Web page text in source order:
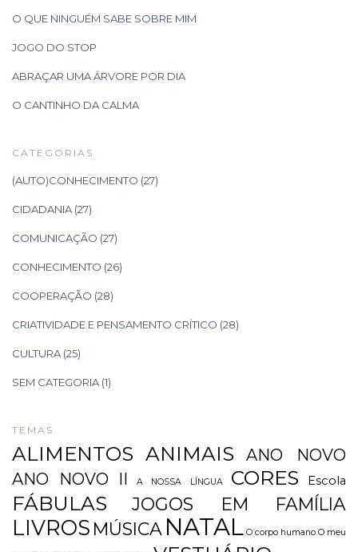
O QUE NINGUÉM SABE SOBRE MIM
JOGO DO STOP
ABRAÇAR UMA ÁRVORE POR DIA
O CANTINHO DA CALMA
CATEGORIAS
(AUTO)CONHECIMENTO (27)
CIDADANIA (27)
COMUNICAÇÃO (27)
CONHECIMENTO (26)
COOPERAÇÃO (28)
CRIATIVIDADE E PENSAMENTO CRÍTICO (28)
CULTURA (25)
SEM CATEGORIA (1)
TEMAS
ALIMENTOS ANIMAIS
ANO NOVO
ANO NOVO II
A NOSSA LÍNGUA CORES Escola
FÁBULAS JOGOS EM FAMÍLIA
LIVROS MÚSICA NATAL O corpo humano O meu